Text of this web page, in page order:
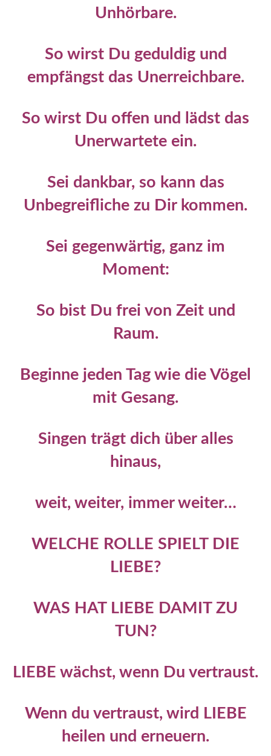
Unhörbare.
So wirst Du geduldig und
empfängst das Unerreichbare.
So wirst Du offen und lädst das
Unerwartete ein.
Sei dankbar, so kann das
Unbegreifliche zu Dir kommen.
Sei gegenwärtig, ganz im
Moment:
So bist Du frei von Zeit und
Raum.
Beginne jeden Tag wie die Vögel
mit Gesang.
Singen trägt dich über alles
hinaus,
weit, weiter, immer weiter…
WELCHE ROLLE SPIELT DIE
LIEBE?
WAS HAT LIEBE DAMIT ZU
TUN?
LIEBE wächst, wenn Du vertraust.
Wenn du vertraust, wird LIEBE
heilen und erneuern.